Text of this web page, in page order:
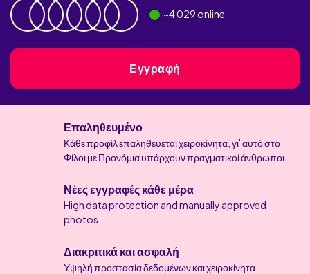
~4 029 online
Εγγραφή
Επαληθευμένο
Κάθε προφίλ επαληθεύεται χειροκίνητα, γι' αυτό στο
Φίλοι με Προνόμια υπάρχουν πραγματικοί άνθρωποι.
Νέες εγγραφές κάθε μέρα
High data protection and manually approved
photos..
Διακριτικά και ασφαλή
Υψηλή προστασία δεδομένων και χειροκίνητα